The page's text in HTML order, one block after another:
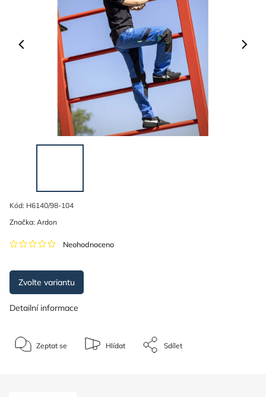
Kód: H6140/98-104
Neohodnoceno
Značka: Ardon
Zvolte variantu
Detailní informace
Zeptat se Hlídat Sdílet